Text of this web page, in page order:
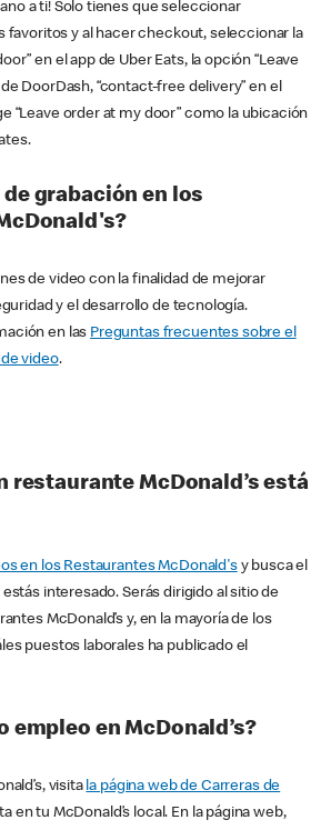
a ti! Solo tienes que seleccionar
favoritos y al hacer checkout, seleccionar la
en el app de Uber Eats, la opción “Leave
DoorDash, “contact-free delivery” en el
“Leave order at my door” como la ubicación
grabación en los
de video con la finalidad de mejorar
y el desarrollo de tecnología.
en las Preguntas frecuentes sobre el
video.
restaurante McDonald’s está
en los Restaurantes McDonald'sy busca el
interesado. Serás dirigido al sitio de
McDonald’s y, en la mayoría de los
puestos laborales ha publicado el
empleo en McDonald’s?
visita la página web de Carreras de
en tu McDonald’s local. En la página web,